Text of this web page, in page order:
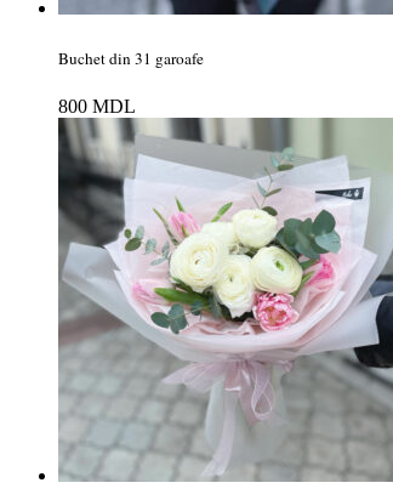
Buchet din 31 garoafe
800 MDL